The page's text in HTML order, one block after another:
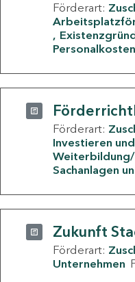
Förderart:
Personalkosten
Förderart:
Investieren
Weiterbildung/
Sachanlagen
Zukunft
Förderart:
Unternehmen